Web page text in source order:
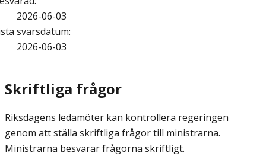
2026-06-03
svarsdatum:
2026-06-03
Skriftliga frågor
Riksdagens ledamöter kan kontrollera regeringen
genom att ställa skriftliga frågor till ministrarna.
Ministrarna besvarar frågorna skriftligt.